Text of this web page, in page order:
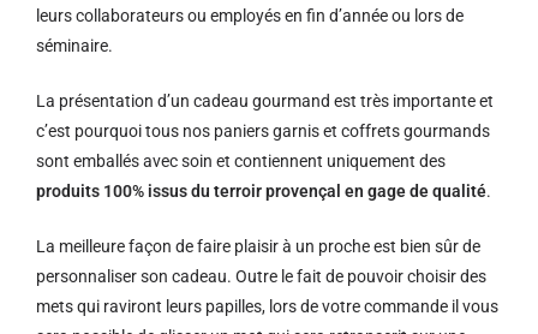
leurs collaborateurs ou employés en fin d’année ou lors de
séminaire.
La présentation d’un cadeau gourmand est très importante et
c’est pourquoi tous nos paniers garnis et coffrets gourmands
sont emballés avec soin et contiennent uniquement des
produits 100% issus du terroir provençal en gage de qualité.
La meilleure façon de faire plaisir à un proche est bien sûr de
personnaliser son cadeau. Outre le fait de pouvoir choisir des
mets qui raviront leurs papilles, lors de votre commande il vous